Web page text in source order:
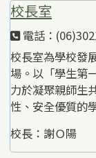
校長室
電話：
校長室為學校發
場。以「學生第
力於凝聚親師生
性、安全優質的
校長：謝Ｏ陽